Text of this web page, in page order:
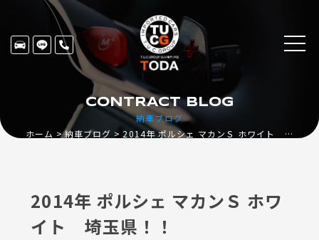
納車ブログ
CONTRACT BLOG
ホーム 納車ブログ 2014年 ポルシェ マカンＳ ホワイト 埼玉県！！
2014年 ポルシェ マカンＳ ホワ
イト 埼玉県！！